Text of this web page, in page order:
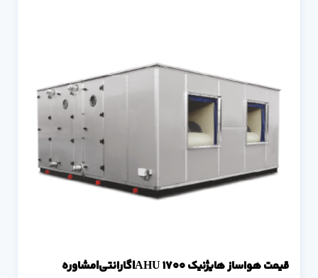
قیمت هواساز هایژنیک 1700 AHU|گارانتی|مشاوره